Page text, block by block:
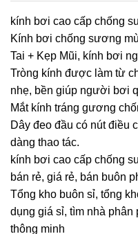
kính bơi cao cấp chống
Kính bơi chống sương
Tai + Kẹp Mũi, kính bơi
Tròng kính được làm từ
nhẹ, bền giúp người bơi
Mắt kính tráng gương
Dây đeo đầu có nút điều
dàng thao tác.
kính bơi cao cấp chống
bán rẻ, giá rẻ, bán buôn
Tổng kho buôn sỉ, tổng
dụng giá sỉ, tìm nhà phân
thông minh